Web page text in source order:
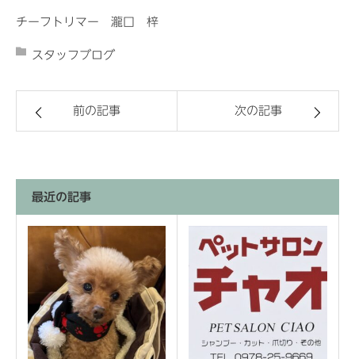
チーフトリマー 瀧口 梓
スタッフブログ
前の記事 次の記事
最近の記事